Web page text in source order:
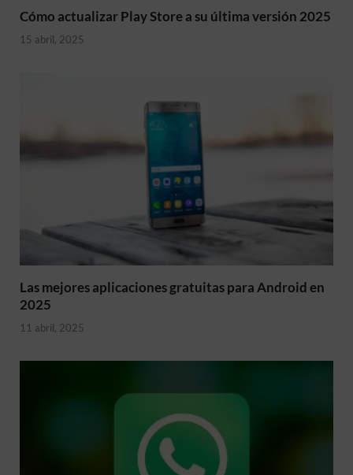
Cómo actualizar Play Store a su última versión 2025
15 abril, 2025
Las mejores aplicaciones gratuitas para Android en
2025
11 abril, 2025